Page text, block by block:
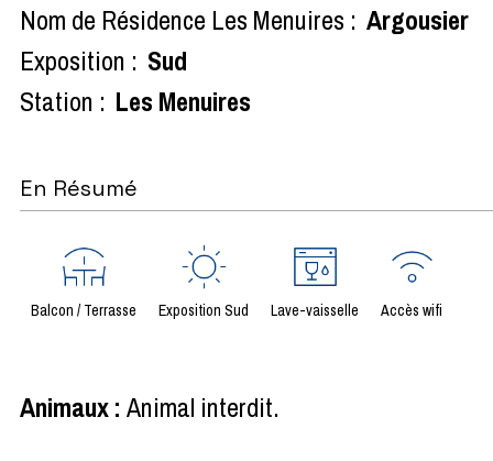
Nom de Résidence Les Menuires : Argousier
Exposition : Sud
Station : Les Menuires
En Résumé
Balcon / Terrasse Exposition Sud Lave-vaisselle Accès wifi
Animaux: Animal interdit